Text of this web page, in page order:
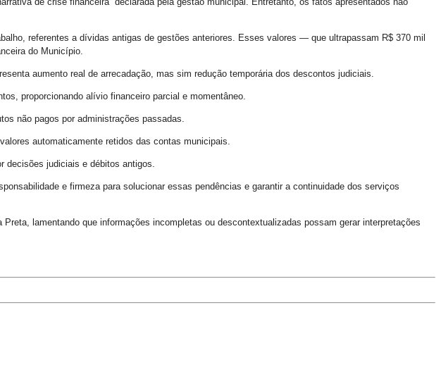
referentes a dívidas antigas de gestões anteriores. Esses valores — que ultrapassam R$ 370 mil
do Município.
aumento real de arrecadação, mas sim redução temporária dos descontos judiciais.
proporcionando alívio financeiro parcial e momentâneo.
não pagos por administrações passadas.
automaticamente retidos das contas municipais.
decisões judiciais e débitos antigos.
e firmeza para solucionar essas pendências e garantir a continuidade dos serviços
lamentando que informações incompletas ou descontextualizadas possam gerar interpretações